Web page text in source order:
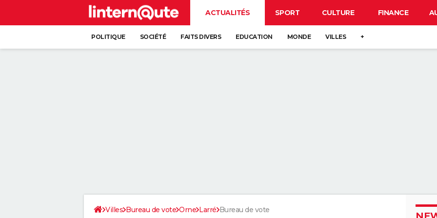
ACTUALITÉS SPORT CULTURE FINANCE
POLITIQUE SOCIÉTÉ FAITS DIVERS EDUCATION MONDE VILLES +
Villes Bureau de vote Orne Larré Bureau de vote